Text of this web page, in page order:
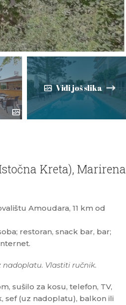
Vidi još slika
Kreta), Marirena
Amoudara, 11 km od
restoran, snack bar, bar;
nadoplatu. Vlastiti ručnik.
sušilo za kosu, telefon, TV,
sef (uz nadoplatu), balkon ili